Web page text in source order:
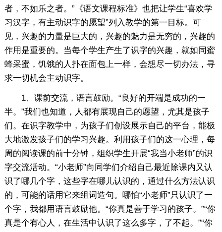
者，不如乐之者。”《语文课程标准》也把让学生“喜欢学
习汉字，有主动识字的愿望”列入教学的第一目标。可
见，兴趣的力量是巨大的，兴趣的魅力是无穷的，兴趣的
作用是重要的。当每个学生产生了识字的兴趣，就如同蜜
蜂采蜜，饥饿的人扑在面包上一样，会想尽一切办法，寻
求一切机会主动识字。
1、课前交流，语言鼓励。“良好的开端是成功的一
半。”我们也知道，人都有展现自己的愿望，尤其是孩子
们。在识字教学中，为孩子们创设展示自己的平台，能极
大地激发孩子们的学习兴趣。利用孩子们的这一心理，每
周的阅读课的前十分钟，组织学生开展“我当小老师”的识
字交流活动。“小老师”向同学们介绍自己最近除课内又认
识了哪几个字，这些字在哪儿认识的，通过什么方法认识
的，可能的话用它来组词造句。哪怕“小老师”只认识了一
个字，我都用语言鼓励他。“你真是善于学习的孩子。”“你
真是个有心人，在生活中认识了这么多字，了不起。”“你